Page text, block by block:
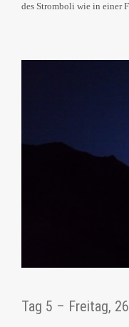
des Stromboli wie in einer
Tag 5 – Freitag,